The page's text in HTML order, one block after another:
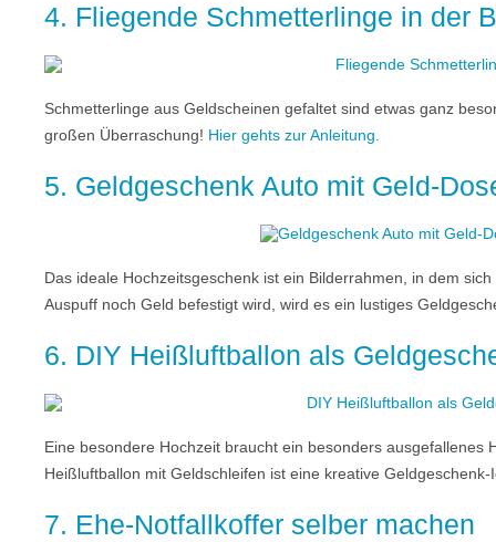
4. Fliegende Schmetterlinge in der
Schmetterlinge aus Geldscheinen gefaltet sind etwas ganz
großen Überraschung! Hier gehts zur Anleitung.
5. Geldgeschenk Auto mit Geld-
Das ideale Hochzeitsgeschenk ist ein Bilderrahmen, in dem
Auspuff noch Geld befestigt wird, wird es ein lustiges
6. DIY Heißluftballon als
Eine besondere Hochzeit braucht ein besonders ausgefallenes
Heißluftballon mit Geldschleifen ist eine kreative
7. Ehe-Notfallkoffer selber machen